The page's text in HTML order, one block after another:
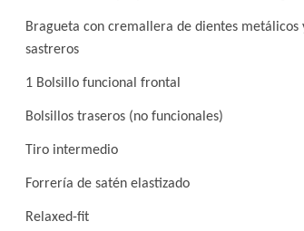
Bragueta con cremallera de dientes metálicos
sastreros
1 Bolsillo funcional frontal
Bolsillos traseros (no funcionales)
Tiro intermedio
Forrería de satén elastizado
Relaxed-fit